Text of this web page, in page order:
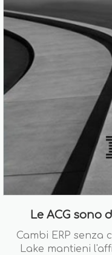
Le ACG sono
Cambi ERP senza
Lake mantieni